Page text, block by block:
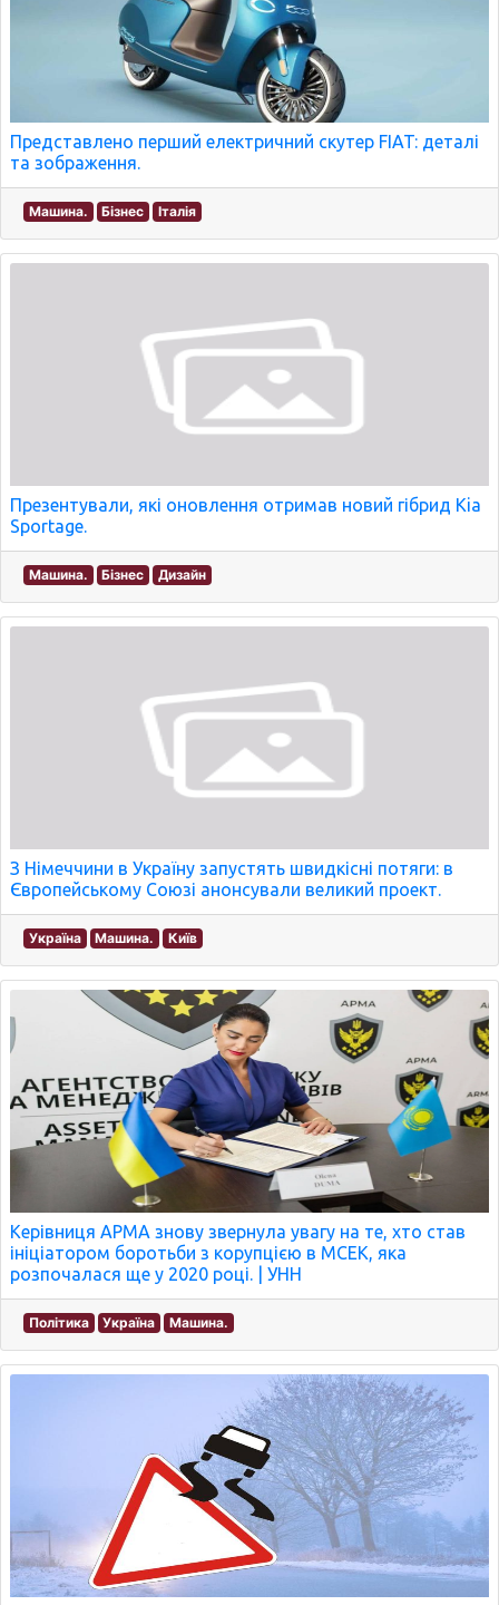
Представлено перший електричний скутер FIAT: деталі
та зображення.
Машина. Бізнес Італія
Презентували, які оновлення отримав новий гібрид Kia
Sportage.
Машина. Бізнес Дизайн
З Німеччини в Україну запустять швидкісні потяги: в
Європейському Союзі анонсували великий проект.
Україна Машина. Київ
Керівниця АРМА знову звернула увагу на те, хто став
ініціатором боротьби з корупцією в МСЕК, яка
розпочалася ще у 2020 році. | УНН
Політика Україна Машина.